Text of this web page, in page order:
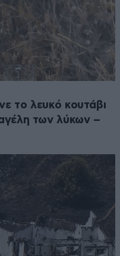
το λευκό κουτάβι
αγέλη των λύκων –